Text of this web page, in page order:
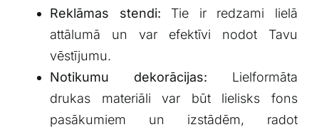
Reklāmas stendi: Tie ir redzami lielā
attālumā un var efektīvi nodot Tavu
vēstījumu.
Notikumu dekorācijas: Lielformāta
drukas materiāli var būt lielisks fons
pasākumiem un izstādēm, radot